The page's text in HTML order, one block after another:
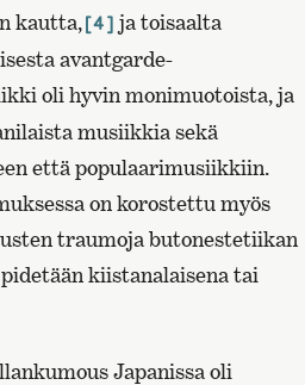
kautta,[4] ja toisaalta
avantgarde-
oli hyvin monimuotoista, ja
musiikkia sekä
että populaarimusiikkiin.
on korostettu myös
traumoja butonestetiikan
kiistanalaisena tai
Japanissa oli